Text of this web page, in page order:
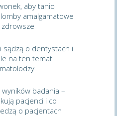
aby tanio
amalgamatowe
sądzą o dentystach i
na ten temat
badania –
pacjenci i co
o pacjentach